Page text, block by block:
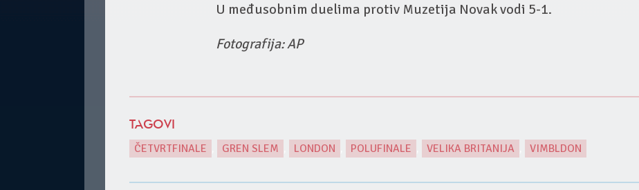
U međusobnim duelima protiv Muzetija Novak vodi 5-1.
Fotografija: AP
TAGOVI
ČETVRTFINALE GREN SLEM LONDON POLUFINALE VELIKA BRITANIJA VIMBLDON